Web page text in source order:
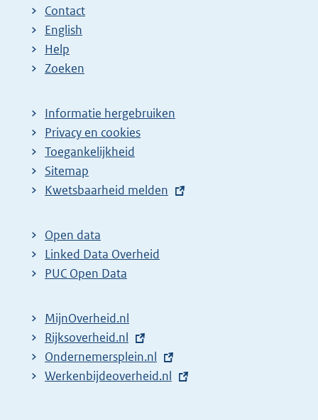
Contact
English
Help
Zoeken
Informatie hergebruiken
Privacy en cookies
Toegankelijkheid
Sitemap
E
t
e
r
l
i
n
k
Kwetsbaarheid melden
Open data
Linked Data Overheid
PUC Open Data
MijnOverheid.nl
E
x
t
Rijksoverheid.nl
E
x
Ondernemersplein.nl
E
Werkenbijdeoverheid.nl